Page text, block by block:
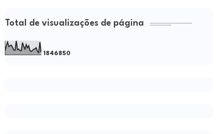
Total de visualizações de página
1 846850